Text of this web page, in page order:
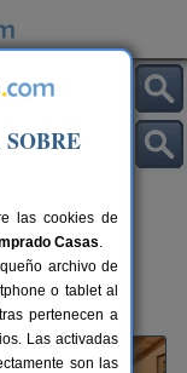
las cookies de
Casas.
archivo de
o tablet al
pertenecen a
Las activadas
son las